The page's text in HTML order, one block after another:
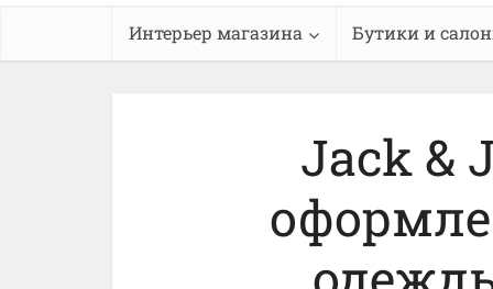
Интерьер магазина Бутики и
Jack &